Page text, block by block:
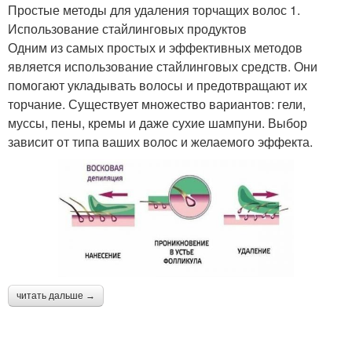
Простые методы для удаления торчащих волос 1.
Использование стайлинговых продуктов
Одним из самых простых и эффективных методов
является использование стайлинговых средств. Они
помогают укладывать волосы и предотвращают их
торчание. Существует множество вариантов: гели,
муссы, пены, кремы и даже сухие шампуни. Выбор
зависит от типа ваших волос и желаемого эффекта.
читать дальше →